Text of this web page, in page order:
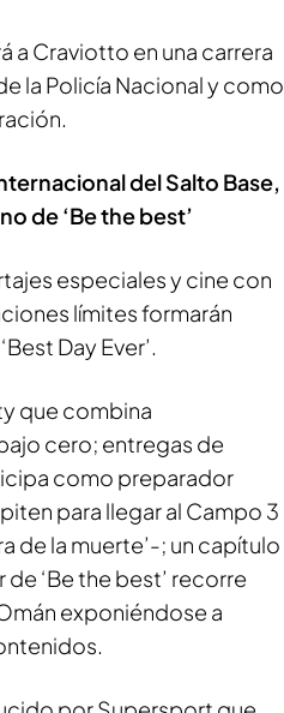
a Craviotto en una carrera
la Policía Nacional y como
del Salto Base,
de ‘Be the best’
especiales y cine con
límites formarán
Day Ever’.
que combina
cero; entregas de
como preparador
para llegar al Campo 3
de la muerte’-; un capítulo
‘Be the best’ recorre
exponiéndose a